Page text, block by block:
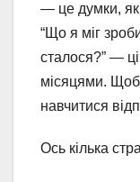
— це думки,
“Що я міг
сталося?” —
місяцями. Щоб
навчитися
Ось кілька